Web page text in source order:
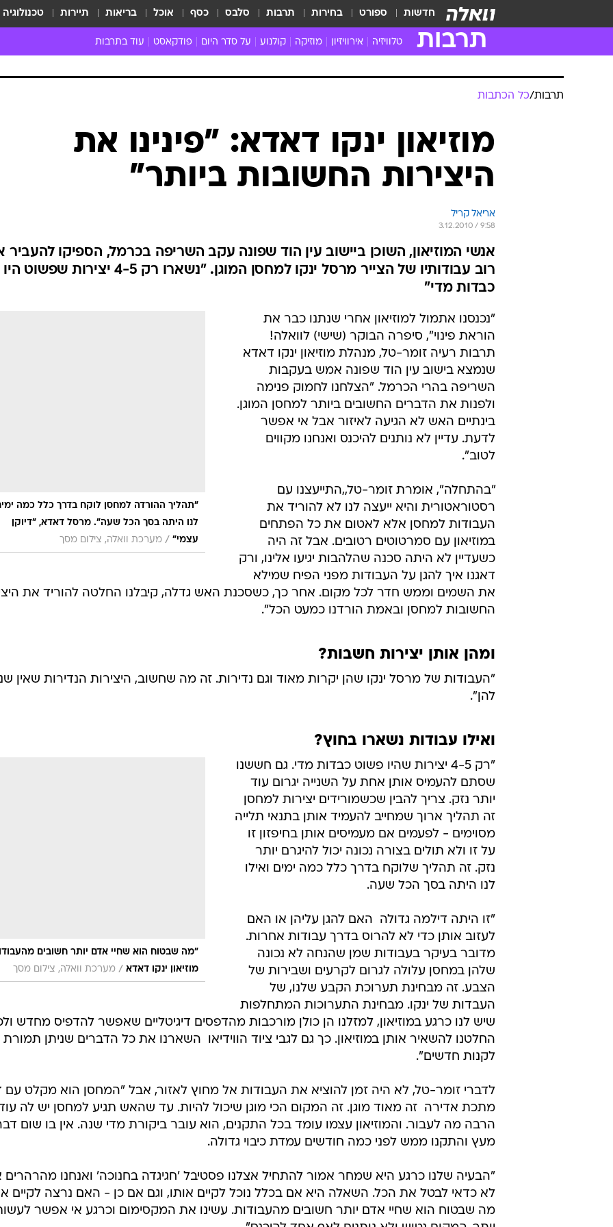
חדשות ספורט בחירות תרבות סלבס כסף אוכל בריאות תיירות טכנולוגיה
תרבות טלוויזיה
טלוויזיה מחו"ל
סדרות מומלצות
האח הגדול
אירוויזיון מוזיקה
קורדרוי
קליפים וסינגלים
הופעות חיות
קולנוע על סדר היום פודקאסט עוד בתרבות
הופעות חיות
חמש המלצות - ואזהרה
תרבות/כל הכתבות
מוזיאון ינקו דאדא: "פינינו את
היצירות החשובות ביותר"
אריאל קריל
3.12.2010 / 9:58
אנשי המוזיאון, השוכן ביישוב עין הוד שפונה עקב השריפה בכרמל, הספיקו להעביר
רוב עבודותיו של הצייר מרסל ינקו למחסן המוגן. "נשארו רק 4-5 יצירות שפשוט היו
כבדות מדי"
"תהליך ההורדה למחסן לוקח בדרך כלל כמה
לנו היתה בסך הכל שעה". מרסל דאדא, "דיוקן
עצמי" / מערכת וואלה, צילום מסך
"נכנסנו אתמול למוזיאון אחרי שנתנו כבר את
הוראת פינוי", סיפרה הבוקר (שישי) לוואלה!
תרבות רעיה זומר-טל, מנהלת מוזיאון ינקו דאדא
שנמצא בישוב עין הוד שפונה אמש בעקבות
השריפה בהרי הכרמל. "הצלחנו לחמוק פנימה
ולפנות את הדברים החשובים ביותר למחסן המוגן.
בינתיים האש לא הגיעה לאיזור אבל אי אפשר
לדעת. עדיין לא נותנים להיכנס ואנחנו מקווים
לטוב".
"בהתחלה", אומרת זומר-טל,,התייעצנו עם
רסטוראטורית והיא ייעצה לנו לא להוריד את
העבודות למחסן אלא לאטום את כל הפתחים
במוזיאון עם סמרטוטים רטובים. אבל זה היה
כשעדיין לא היתה סכנה שהלהבות יגיעו אלינו, ורק
דאגנו איך להגן על העבודות מפני הפיח שמילא
את השמים וממש חדר לכל מקום. אחר כך, כשסכנת האש גדלה, קיבלנו החלטה להוריד את
החשובות למחסן ובאמת הורדנו כמעט הכל".
ומהן אותן יצירות חשבות?
"העבודות של מרסל ינקו שהן יקרות מאוד וגם נדירות. זה מה שחשוב, היצירות הנדירות שאין
להן".
ואילו עבודות נשארו בחוץ?
"מה שבטוח הוא שחיי אדם יותר חשובים
מוזיאון ינקו דאדא / מערכת וואלה, צילום מסך
"רק 4-5 יצירות שהיו פשוט כבדות מדי. גם חששנו
שסתם להעמיס אותן אחת על השנייה יגרום עוד
יותר נזק. צריך להבין שכשמורידים יצירות למחסן
זה תהליך ארוך שמחייב להעמיד אותן בתנאי תלייה
מסוימים - לפעמים אם מעמיסים אותן בחיפזון זו
על זו ולא תולים בצורה נכונה יכול להיגרם יותר
נזק. זה תהליך שלוקח בדרך כלל כמה ימים ואילו
לנו היתה בסך הכל שעה.
"זו היתה דילמה גדולה  האם להגן עליהן או האם
לעזוב אותן כדי לא להרוס בדרך עבודות אחרות.
מדובר בעיקר בעבודות שמן שהנחה לא נכונה
שלהן במחסן עלולה לגרום לקרעים ושבירות של
הצבע. זה מבחינת תערוכת הקבע שלנו, של
העבדות של ינקו. מבחינת התערוכות המתחלפות
שיש לנו כרגע במוזיאון, למזלנו הן כולן מורכבות מהדפסים דיגיטליים שאפשר להדפיס מחדש
החלטנו להשאיר אותן במוזיאון. כך גם לגבי ציוד הווידיאו  השארנו את כל הדברים שניתן
לקנות חדשים".
לדברי זומר-טל, לא היה זמן להוציא את העבודות אל מחוץ לאזור, אבל "המחסן הוא מקלט עם
מתכת אדירה  זה מאוד מוגן. זה המקום הכי מוגן שיכול להיות. עד שהאש תגיע למחסן יש לה
הרבה מה לעבור. והמוזיאון עצמו עומד בכל התקנים, הוא עובר ביקורת מדי שנה. אין בו שום
מעץ והתקנו ממש לפני כמה חודשים עמדת כיבוי גדולה.
"הבעיה שלנו כרגע היא שמחר אמור להתחיל אצלנו פסטיבל 'חגיגדה בחנוכה' ואנחנו מהרהרים
לא כדאי לבטל את הכל. השאלה היא אם בכלל נוכל לקיים אותו, וגם אם כן - האם נרצה לקיים
מה שבטוח הוא שחיי אדם יותר חשובים מהעבודות. עשינו את המקסימום וכרגע אי אפשר